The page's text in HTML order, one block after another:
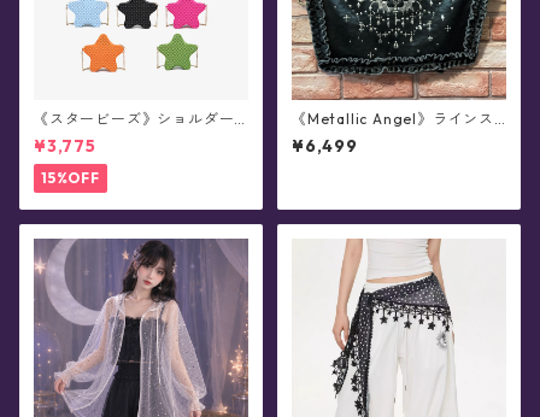
《スタービーズ》ショルダー
バッグ(全13色)
¥3,775
15%OFF
《Metallic Angel》ラインス
トーン付き・つけ襟(全3色)
¥6,499